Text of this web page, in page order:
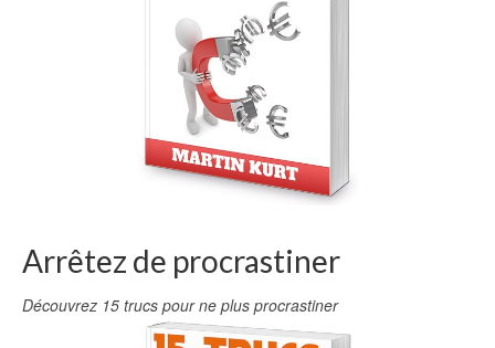
Arrêtez de procrastiner
Découvrez 15 trucs pour ne plus procrastiner